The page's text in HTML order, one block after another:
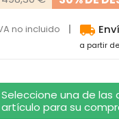
no incluido local_shipping
a partir
Seleccione una de
artículo para su